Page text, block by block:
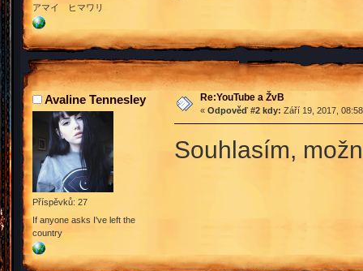
アマイ ヒマワリ
Avaline Tennesley
Příspěvků: 27
If anyone asks I've left the
country
Re:YouTube a ŽvB
« Odpověď #2 kdy: Září 19, 2017,
Souhlasím,